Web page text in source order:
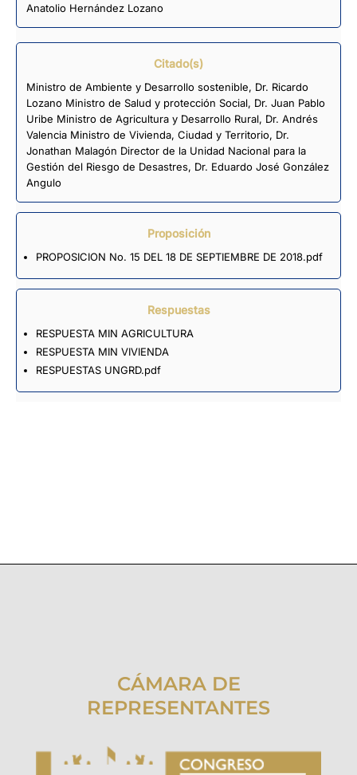
Anatolio Hernández Lozano
Citado(s)
Ministro de Ambiente y Desarrollo sostenible, Dr. Ricardo
Lozano Ministro de Salud y protección Social, Dr. Juan Pablo
Uribe Ministro de Agricultura y Desarrollo Rural, Dr. Andrés
Valencia Ministro de Vivienda, Ciudad y Territorio, Dr.
Jonathan Malagón Director de la Unidad Nacional para la
Gestión del Riesgo de Desastres, Dr. Eduardo José González
Angulo
Proposición
PROPOSICION No. 15 DEL 18 DE SEPTIEMBRE DE 2018.pdf
Respuestas
RESPUESTA MIN AGRICULTURA
RESPUESTA MIN VIVIENDA
RESPUESTAS UNGRD.pdf
CÁMARA DE
REPRESENTANTES